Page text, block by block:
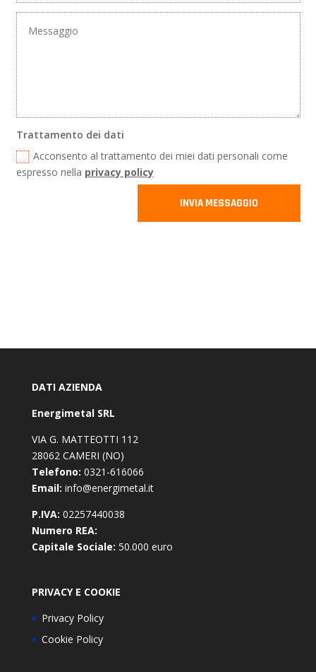
Trattamento dei dati
Acconsento al trattamento dei miei dati personali come
espresso nella privacy policy
INVIA MESSAGGIO
DATI AZIENDA
Energimetal SRL
VIA G. MATTEOTTI 112
28062 CAMERI (NO)
Telefono: 0321-616066
Email: info@energimetal.it
P.IVA: 02257440038
Numero REA:
Capitale Sociale: 50.000 euro
PRIVACY E COOKIE
Privacy Policy
Cookie Policy